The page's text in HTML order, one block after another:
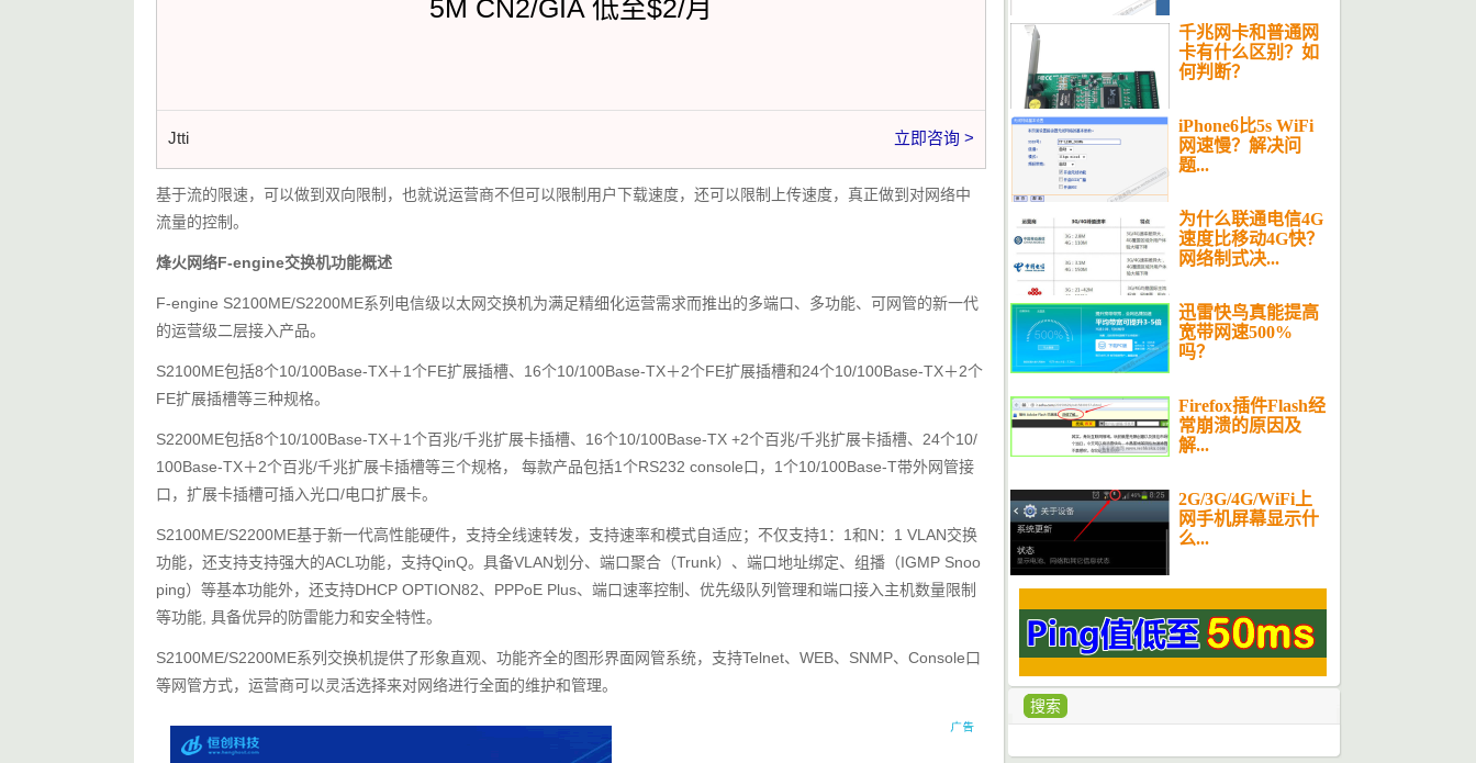
千兆网卡和普通网
卡有什么区别？如
何判断？
iPhone6比5s WiFi
网速慢？解决问
题...
为什么联通电信4G
速度比移动4G快？
网络制式决...
迅雷快鸟真能提高
宽带网速500%
吗？
Firefox插件Flash经
常崩溃的原因及
解...
2G/3G/4G/WiFi上
网手机屏幕显示什
么...
搜索
5M CN2/GIA 低至$2/月
Jtti 立即咨询 >
基于流的限速，可以做到双向限制，也就说运营商不但可以限制用户下载速度，还可以限制上传速度，真正做到对网络中
流量的控制。
烽火网络F-engine交换机功能概述
F-engine S2100ME/S2200ME系列电信级以太网交换机为满足精细化运营需求而推出的多端口、多功能、可网管的新一代
的运营级二层接入产品。
S2100ME包括8个10/100Base-TX＋1个FE扩展插槽、16个10/100Base-TX＋2个FE扩展插槽和24个10/100Base-TX＋2个
FE扩展插槽等三种规格。
S2200ME包括8个10/100Base-TX＋1个百兆/千兆扩展卡插槽、16个10/100Base-TX +2个百兆/千兆扩展卡插槽、24个10/
100Base-TX＋2个百兆/千兆扩展卡插槽等三个规格， 每款产品包括1个RS232 console口，1个10/100Base-T带外网管接
口，扩展卡插槽可插入光口/电口扩展卡。
S2100ME/S2200ME基于新一代高性能硬件，支持全线速转发，支持速率和模式自适应；不仅支持1：1和N：1 VLAN交换
功能，还支持支持强大的ACL功能，支持QinQ。具备VLAN划分、端口聚合（Trunk）、端口地址绑定、组播（IGMP Snoo
ping）等基本功能外，还支持DHCP OPTION82、PPPoE Plus、端口速率控制、优先级队列管理和端口接入主机数量限制
等功能, 具备优异的防雷能力和安全特性。
S2100ME/S2200ME系列交换机提供了形象直观、功能齐全的图形界面网管系统，支持Telnet、WEB、SNMP、Console口
等网管方式，运营商可以灵活选择来对网络进行全面的维护和管理。